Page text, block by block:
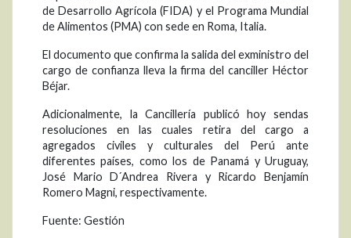
de Desarrollo Agrícola (FIDA) y el Programa Mundial
de Alimentos (PMA) con sede en Roma, Italia.
El documento que confirma la salida del exministro del
cargo de confianza lleva la firma del canciller Héctor
Béjar.
Adicionalmente, la Cancillería publicó hoy sendas
resoluciones en las cuales retira del cargo a
agregados civiles y culturales del Perú ante
diferentes países, como los de Panamá y Uruguay,
José Mario D´Andrea Rivera y Ricardo Benjamín
Romero Magni, respectivamente.
Fuente: Gestión